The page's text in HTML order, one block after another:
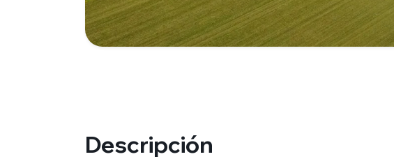
Descripción